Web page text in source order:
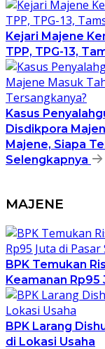
Kejari Majene
TPP, TPG-13,
Kasus
Disdikpora
Majene, Siapa
Selengkapnya
MAJENE
BPK Temukan
Keamanan Rp95
BPK Larang
di Lokasi Usaha